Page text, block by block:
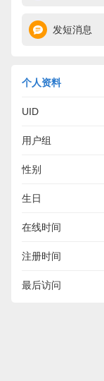
发短消息
个人资料
UID
用户组
性别
生日
在线时间
注册时间
最后访问